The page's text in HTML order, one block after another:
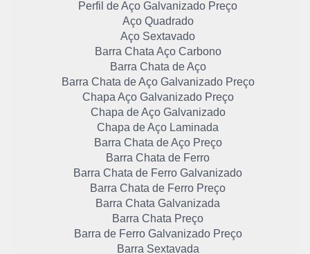
Perfil de Aço Galvanizado Preço
Aço Quadrado
Aço Sextavado
Barra Chata Aço Carbono
Barra Chata de Aço
Barra Chata de Aço Galvanizado Preço
Chapa Aço Galvanizado Preço
Chapa de Aço Galvanizado
Chapa de Aço Laminada
Barra Chata de Aço Preço
Barra Chata de Ferro
Barra Chata de Ferro Galvanizado
Barra Chata de Ferro Preço
Barra Chata Galvanizada
Barra Chata Preço
Barra de Ferro Galvanizado Preço
Barra Sextavada